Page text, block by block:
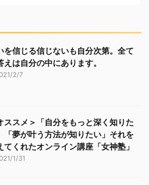
を信じる信じないも自分次第。全て
えは自分の中にあります。
2/7
ススメ＞「自分をもっと深く知りた
「夢が叶う方法が知りたい」それを
てくれたオンライン講座「女神塾」
1/31